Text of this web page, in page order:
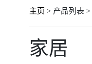
主页 > 产品列表 >
家居